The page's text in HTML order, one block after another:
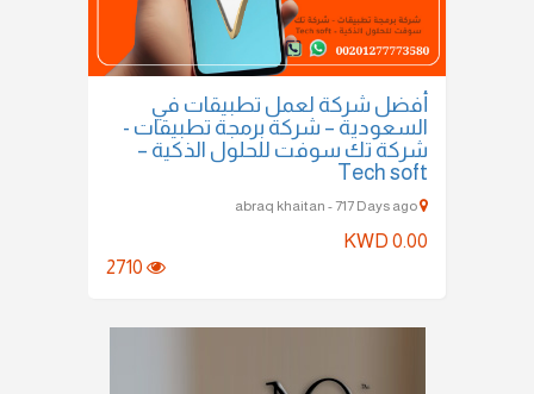
أفضل شركة لعمل تطبيقات في
السعودية – شركة برمجة تطبيقات -
شركة تك سوفت للحلول الذكية –
Tech soft
KWD 0.00